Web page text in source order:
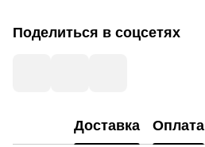
Поделиться в соцсетях
Доставка Оплата